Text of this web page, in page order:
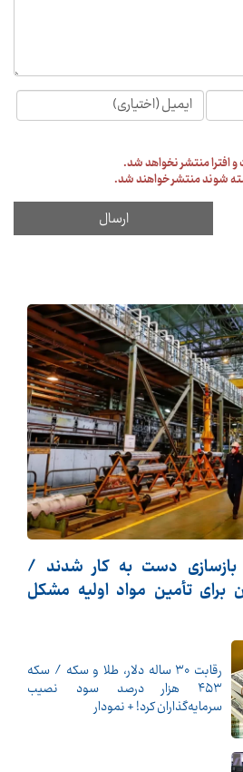
افترا منتشر نخواهد شد.
شوند منتشر خواهند شد.
بازسازی دست به کار شدند /
برای تأمین مواد اولیه مشکل
رقابت ۳۰ ساله دلار، طلا و سکه / سکه
۴۵۳ هزار درصد سود نصیب
سرمایه‌گذاران کرد! + نمودار